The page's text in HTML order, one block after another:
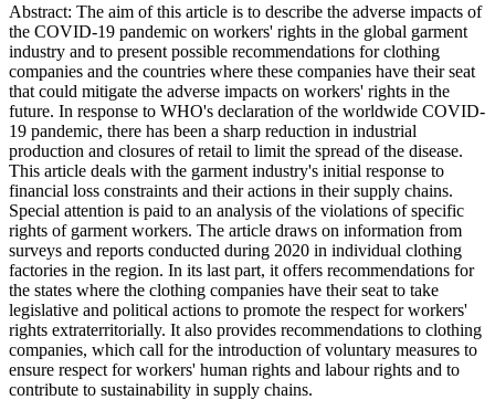
Abstract: The aim of this article is to describe the adverse impacts of
the COVID-19 pandemic on workers' rights in the global garment
industry and to present possible recommendations for clothing
companies and the countries where these companies have their seat
that could mitigate the adverse impacts on workers' rights in the
future. In response to WHO's declaration of the worldwide COVID-
19 pandemic, there has been a sharp reduction in industrial
production and closures of retail to limit the spread of the disease.
This article deals with the garment industry's initial response to
financial loss constraints and their actions in their supply chains.
Special attention is paid to an analysis of the violations of specific
rights of garment workers. The article draws on information from
surveys and reports conducted during 2020 in individual clothing
factories in the region. In its last part, it offers recommendations for
the states where the clothing companies have their seat to take
legislative and political actions to promote the respect for workers'
rights extraterritorially. It also provides recommendations to clothing
companies, which call for the introduction of voluntary measures to
ensure respect for workers' human rights and labour rights and to
contribute to sustainability in supply chains.